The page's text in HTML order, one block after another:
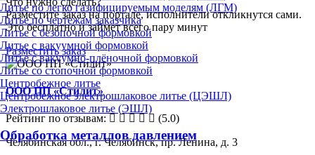
Литье по легко газифицируемым моделям (ЛГМ)
Литье по чертежам заказчика
Литье с безопочной формовкой
Литье с вакуумной формовкой
Литье с вакуумно-плёночной формовкой
Литье со стопочной формовкой
Центробежное литье
Центробежное электрошлаковое литье (ЦЭШЛ)
Электрошлаковое литье (ЭШЛ)
Обработка металлов давлением
Разместите заказ на портале, исполнители откликнутся сами.
Это бесплатно и займет всего пару минут
Разместить заказ
ООО ПП «Стилит»
Рейтинг по отзывам:
(5.0)
Челябинская обл., г. Челябинск, пр. Ленина, д. 3